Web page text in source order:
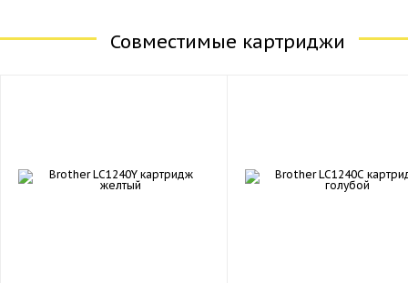
Совместимые картриджи